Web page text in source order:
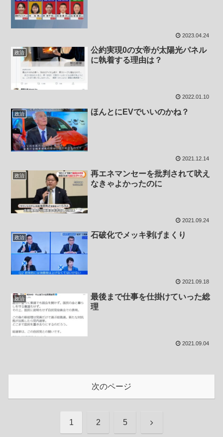
2023.04.24
政治
公約実現0の女帝が太陽光パネル
に執着する理由は？
2022.01.10
政治 ほんとにEVでいいのかね？
2021.12.14
政治
再エネマンセーを批判されて吠え
なきゃよかったのに
2021.09.24
政治 石破化でメッキ剥げまくり
2021.09.18
政治
最後まで仕事を仕掛けていった総
理
2021.09.04
次のページ
1 2 5 次